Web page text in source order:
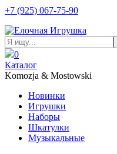
+7 (925) 067-75-90
0
Каталог
Komozja & Mostowski
Новинки
Игрушки
Наборы
Шкатулки
Музыкальные